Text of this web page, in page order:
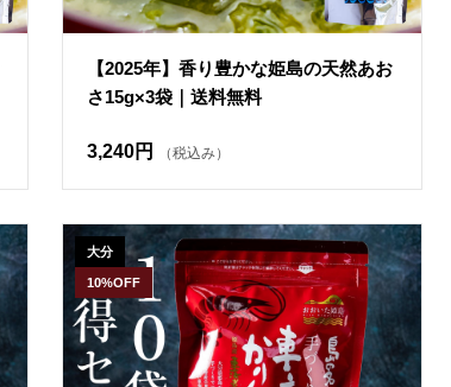
【2025年】香り豊かな姫島の天然あお
さ15g×3袋｜送料無料
3,240円 （税込み）
大分
10%OFF